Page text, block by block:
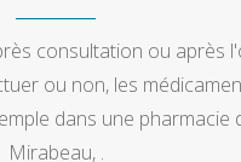
consultation ou après
ou non, les
dans une pharmacie
Mirabeau, .